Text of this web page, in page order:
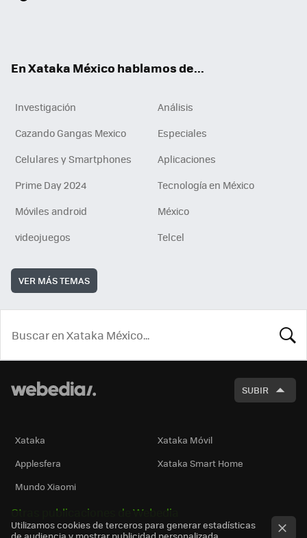
En Xataka México hablamos de...
Investigación
Análisis
Cazando Gangas Mexico
Especiales
Celulares y Smartphones
Aplicaciones
Prime Day 2024
Tecnología en México
Móviles android
México
videojuegos
Telcel
VER MÁS TEMAS
SUBIR
Xataka
Xataka Móvil
Applesfera
Xataka Smart Home
Mundo Xiaomi
Otras publicaciones de Webedia
Utilizamos cookies de terceros para generar estadísticas